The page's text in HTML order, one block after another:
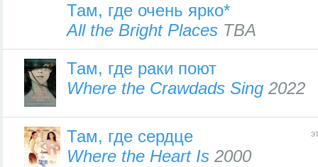
Там, где очень ярко*
All the Bright Places TBA
Там, где раки поют
Where the Crawdads Sing 2022
Там, где сердце
Where the Heart Is 2000